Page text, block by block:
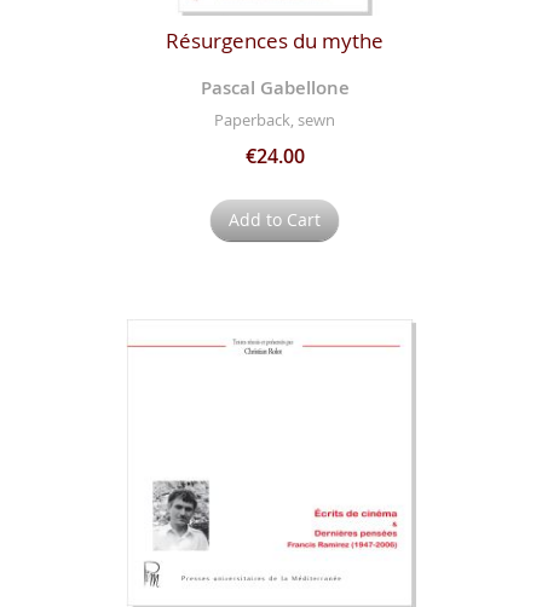
Résurgences du mythe
Pascal Gabellone
Paperback, sewn
€24.00
Add to Cart